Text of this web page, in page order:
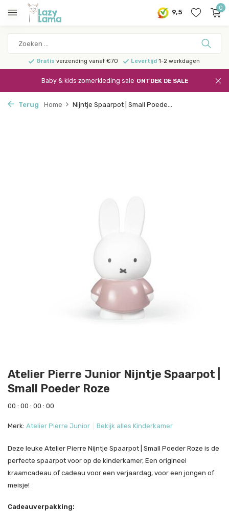
9,5
0
Gratis verzending vanaf €70 Levertijd1-2 werkdagen
Baby & kids zomerkleding sale ONTDEK DE SALE
Terug Home Nijntje Spaarpot | Small Poede...
Atelier Pierre Junior Nijntje Spaarpot |
Small Poeder Roze
00 : 00 : 00 : 00
Merk: Atelier Pierre Junior Bekijk alles Kinderkamer
Deze leuke Atelier Pierre Nijntje Spaarpot | Small Poeder Roze is de
perfecte spaarpot voor op de kinderkamer, Een origineel
kraamcadeau of cadeau voor een verjaardag, voor een jongen of
meisje!
Cadeauverpakking: